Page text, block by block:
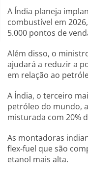
A Índia planeja
combustível em
5.000 pontos de
Além disso, o
ajudará a reduzir a
em relação ao
A Índia, o terceiro
petróleo do mundo,
misturada com 20%
As montadoras
flex-fuel que são
etanol mais alta.